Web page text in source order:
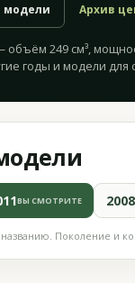
модели Архив
объём 249 см³,
годы и модели для
ВЫ СМОТРИТЕ 2008
Поколение и